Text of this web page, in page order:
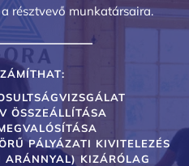
a résztvevő munkatársaira.
ÖSSZEÁLLÍTÁSA
PÁLYÁZATI KIVITELEZÉS
ARÁNNYAL) KIZÁRÓLAG